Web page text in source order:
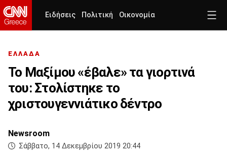
Ειδήσεις Πολιτική Οικονομία
ΕΛΛΑΔΑ
Το Μαξίμου «έβαλε» τα γιορτινά
του: Στολίστηκε το
χριστουγεννιάτικο δέντρο
Newsroom
Σάββατο, 14 Δεκεμβρίου 2019 20:44